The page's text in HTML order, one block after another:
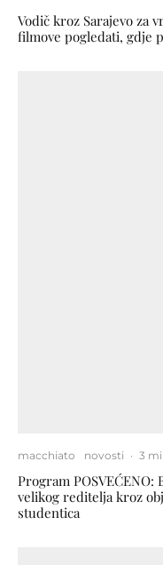
Vodič kroz Sarajevo za
filmove pogledati, gdje
macchiato novosti · 3
Program POSVEĆENO:
velikog reditelja kroz
studentica